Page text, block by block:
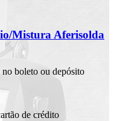
Mistura Aferisolda
boleto ou depósito
de crédito